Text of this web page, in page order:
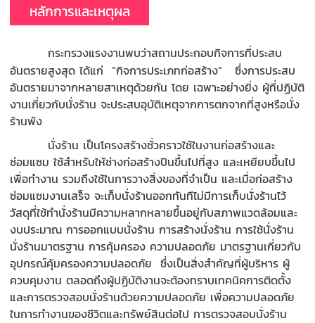
หลักการและเหตุผล
กระทรวงแรงงานพบว่าสถานประกอบกิจการที่ประสบ
อันตรายสูงสุด ได้แก่ “กิจการประเภทก่อสร้าง” ซึ่งการประสบ
อันตรายมาจากหลายสาเหตุด้วยกัน โดย เฉพาะอย่างยิ่ง ผู้ที่ปฏิบัติ
งานเกี่ยวกับนั่งร้าน จะประสบอุบัติเหตุจากการตกจากที่สูงหรือนั่ง
ร้านพัง
นั่งร้าน เป็นโครงสร้างชั่วคราวใช้ในงานก่อสร้างและ
ซ่อมแซม ใช้สำหรับให้ช่างก่อสร้างปีนขึ้นไปที่สูง และเหยียบขึ้นไป
เพื่อทำงาน รวมถึงใช้ในการวางสิ่งของที่จำเป็น และเมื่อก่อสร้าง
ซ่อมแซมงานเสร็จ จะเก็บนั่งร้านออกทันทีไม่มีการเก็บนั่งร้านไว้
วัสดุที่ใช้ทำนั่งร้านมีความหลากหลายขึ้นอยู่กับสภาพแวดล้อมและ
งบประมาณ การออกแบบนั่งร้าน การสร้างนั่งร้าน การใช้นั่งร้าน
นั่งร้านมาตรฐาน การคุ้มครอง ความปลอดภัย มาตรฐานเกี่ยวกับ
อุปกรณ์คุ้มครองความปลอดภัย ซึ่งเป็นสิ่งสำคัญที่ผู้บริหาร ผู้
ควบคุมงาน ตลอดถึงผู้ปฏิบัติงานจะต้องทราบเทคนิคการติดตั้ง
และการตรวจสอบนั่งร้านด้วยความปลอดภัย เพื่อความปลอดภัย
ในการทำงานของชีวิตและทรัพย์สินต่อไป การตรวจสอบนั่งร้าน